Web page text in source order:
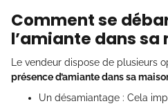
Comment se
l’amiante dans sa
Le vendeur dispose de plusieurs
présence d’amiante dans sa
Un désamiantage : Cela